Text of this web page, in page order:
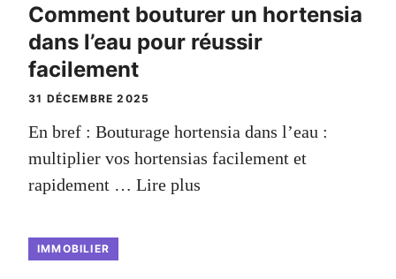
Comment bouturer un hortensia
dans l’eau pour réussir
facilement
31 DÉCEMBRE 2025
En bref : Bouturage hortensia dans l’eau :
multiplier vos hortensias facilement et
rapidement … Lire plus
IMMOBILIER